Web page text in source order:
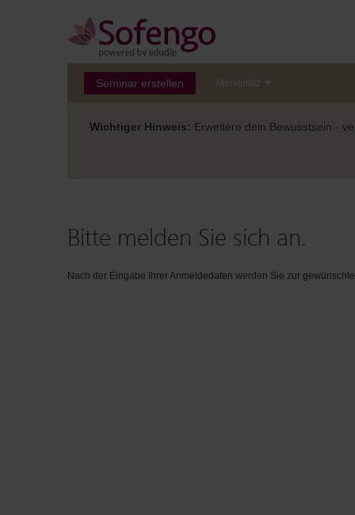
Seminar erstellen Marktplatz
Wichtiger Hinweis: Erweitere dein Bewusstsein -
Bitte melden Sie sich an.
Nach der Eingabe Ihrer Anmeldedaten werden Sie zur